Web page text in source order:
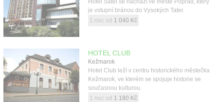
Hotel Satel se nachází ve městě Poprad, který
je vstupní bránou do Vysokých Tater.
1 noc od 1 040 Kč
HOTEL CLUB
Kežmarok
Hotel Club leží v centru historického městečka
Kežmarok, ve kterém se spojuje historie se
současnou kulturou.
1 noc od 1 180 Kč